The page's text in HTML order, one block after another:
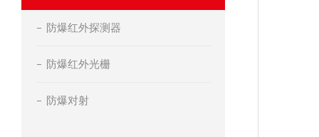
防爆红外探测器
防爆红外光栅
防爆对射